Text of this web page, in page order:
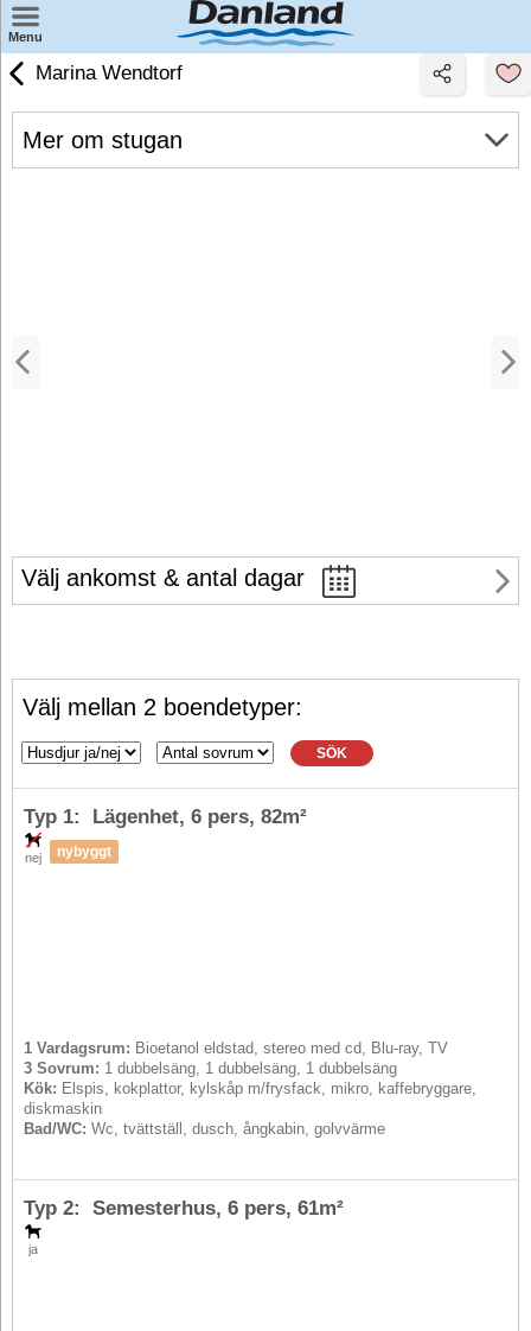
Menu
Hitta ett semestercentert
Minisemester
Marina Wendtorf
Välj ankomst & antal dagar
Välj mellan 2 boendetyper:
SÖK
nej
Typ 1: Lägenhet, 6 pers, 82m²
nybyggt
1 Vardagsrum: Bioetanol eldstad, stereo med cd, Blu-ray, TV
3 Sovrum: 1 dubbelsäng, 1 dubbelsäng, 1 dubbelsäng
Kök: Elspis, kokplattor, kylskåp m/frysfack, mikro, kaffebryggare,
diskmaskin
Bad/WC: Wc, tvättställ, dusch, ångkabin, golvvärme
ja
Typ 2: Semesterhus, 6 pers, 61m²
Mer om stugan